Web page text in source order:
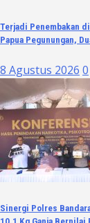
Terjadi Penembakan
Papua Pegunungan,
8 Agustus 2026 0
Sinergi Polres